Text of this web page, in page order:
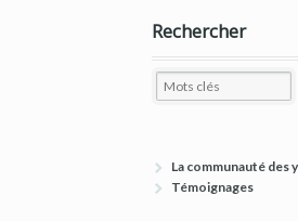
Rechercher
La communauté des
Témoignages